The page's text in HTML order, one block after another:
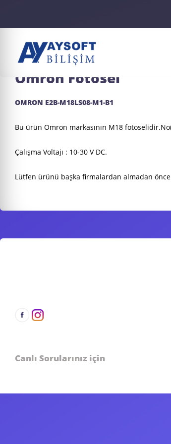
ana sayfa ürünler omron fotosel
Omron Fotosel
OMRON E2B-M18LS08-M1-B1
Bu ürün Omron markasının M18
Çalışma Voltajı : 10-30 V DC.
Lütfen ürünü başka firmalardan almadan
Canlı Sorularınız için